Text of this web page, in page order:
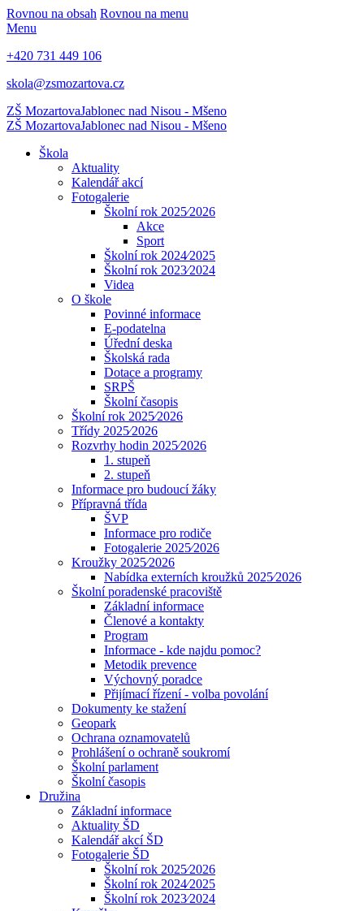
Rovnou na obsah Rovnou na menu
Menu
+420 731 449 106
skola@zsmozartova.cz
ZŠ MozartovaJablonec nad Nisou - Mšeno
ZŠ MozartovaJablonec nad Nisou - Mšeno
Škola
Aktuality
Kalendář akcí
Fotogalerie
Školní rok 2025⁄2026
Akce
Sport
Školní rok 2024⁄2025
Školní rok 2023⁄2024
Videa
O škole
Povinné informace
E-podatelna
Úřední deska
Školská rada
Dotace a programy
SRPŠ
Školní časopis
Školní rok 2025⁄2026
Třídy 2025⁄2026
Rozvrhy hodin 2025⁄2026
1. stupeň
2. stupeň
Informace pro budoucí žáky
Přípravná třída
ŠVP
Informace pro rodiče
Fotogalerie 2025⁄2026
Kroužky 2025⁄2026
Nabídka externích kroužků 2025⁄2026
Školní poradenské pracoviště
Základní informace
Členové a kontakty
Program
Informace - kde najdu pomoc?
Metodik prevence
Výchovný poradce
Přijímací řízení - volba povolání
Dokumenty ke stažení
Geopark
Ochrana oznamovatelů
Prohlášení o ochraně soukromí
Školní parlament
Školní časopis
Družina
Základní informace
Aktuality ŠD
Kalendář akcí ŠD
Fotogalerie ŠD
Školní rok 2025⁄2026
Školní rok 2024⁄2025
Školní rok 2023⁄2024